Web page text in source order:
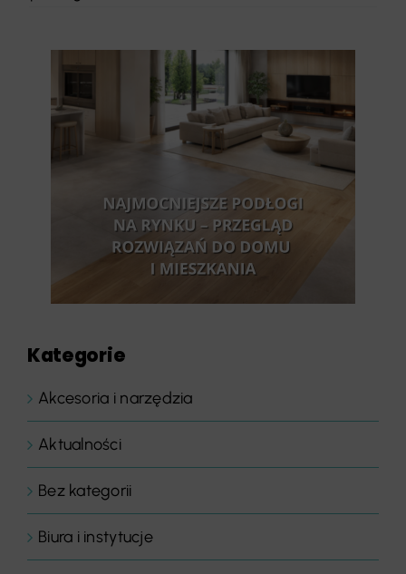
Kategorie
Akcesoria i narzędzia
Aktualności
Bez kategorii
Biura i instytucje